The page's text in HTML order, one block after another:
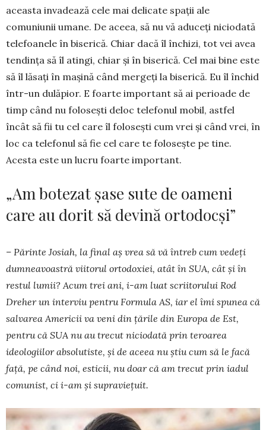
aceasta invadează cele mai delicate spații ale
comuniunii umane. De aceea, să nu vă aduceți niciodată
telefoanele în biserică. Chiar dacă îl închizi, tot vei avea
tendința să îl atingi, chiar și în biserică. Cel mai bine este
să îl lăsați în mașină când mergeți la biserică. Eu îl închid
într-un dulăpior. E foarte important să ai perioade de
timp când nu folosești deloc telefonul mobil, astfel
încât să fii tu cel care îl folosești cum vrei și când vrei, în
loc ca telefonul să fie cel care te folosește pe tine.
Acesta este un lucru foarte important.
„Am botezat șase sute de oameni
care au dorit să devină ortodocși”
– Părinte Josiah, la final aș vrea să vă întreb cum vedeți
dumneavoastră viitorul ortodoxiei, atât în SUA, cât și în
restul lumii? Acum trei ani, i-am luat scriitorului Rod
Dreher un interviu pentru Formula AS, iar el îmi spunea că
salvarea Americii va veni din țările din Europa de Est,
pentru că SUA nu au trecut niciodată prin teroarea
ideologiilor absolutiste, și de aceea nu știu cum să le facă
față, pe când noi, esticii, nu doar că am trecut prin iadul
comunist, ci i-am și supraviețuit.